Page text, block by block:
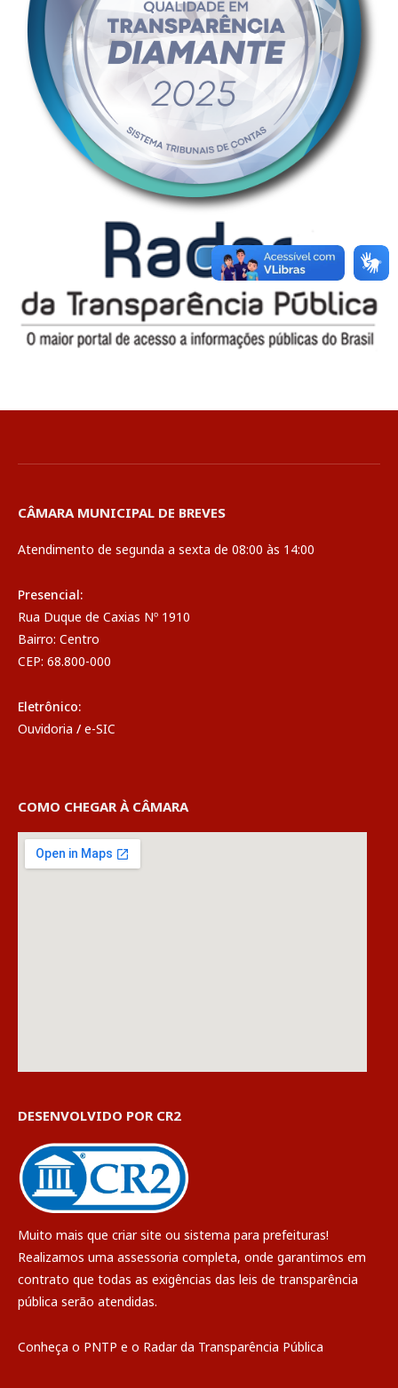
CÂMARA MUNICIPAL DE BREVES
Atendimento de segunda a sexta de 08:00 às 14:00
Presencial:
Rua Duque de Caxias Nº 1910
Bairro: Centro
CEP: 68.800-000
Eletrônico:
Ouvidoria / e-SIC
COMO CHEGAR À CÂMARA
DESENVOLVIDO POR CR2
Muito mais que criar site ou sistema para prefeituras!
Realizamos uma assessoria completa, onde garantimos em
contrato que todas as exigências das leis de transparência
pública serão atendidas.
Conheça o PNTP e o Radar da Transparência Pública